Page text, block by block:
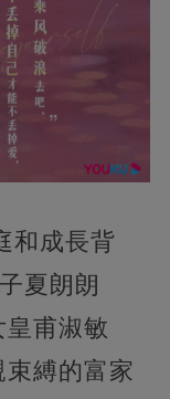
和成長背
夏朗朗
皇甫淑敏
束縛的富家